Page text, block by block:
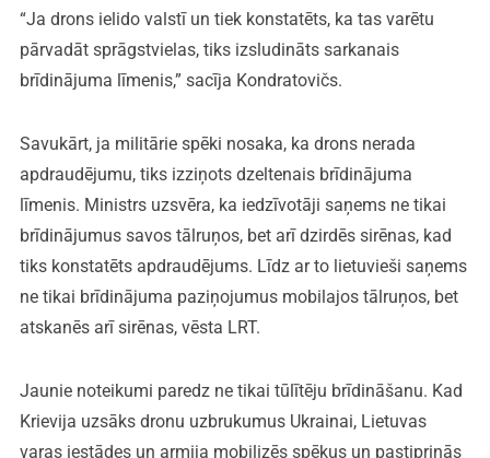
“Ja drons ielido valstī un tiek konstatēts, ka tas varētu
pārvadāt sprāgstvielas, tiks izsludināts sarkanais
brīdinājuma līmenis,” sacīja Kondratovičs.
Savukārt, ja militārie spēki nosaka, ka drons nerada
apdraudējumu, tiks izziņots dzeltenais brīdinājuma
līmenis. Ministrs uzsvēra, ka iedzīvotāji saņems ne tikai
brīdinājumus savos tālruņos, bet arī dzirdēs sirēnas, kad
tiks konstatēts apdraudējums. Līdz ar to lietuvieši saņems
ne tikai brīdinājuma paziņojumus mobilajos tālruņos, bet
atskanēs arī sirēnas, vēsta LRT.
Jaunie noteikumi paredz ne tikai tūlītēju brīdināšanu. Kad
Krievija uzsāks dronu uzbrukumus Ukrainai, Lietuvas
varas iestādes un armija mobilizēs spēkus un pastiprinās